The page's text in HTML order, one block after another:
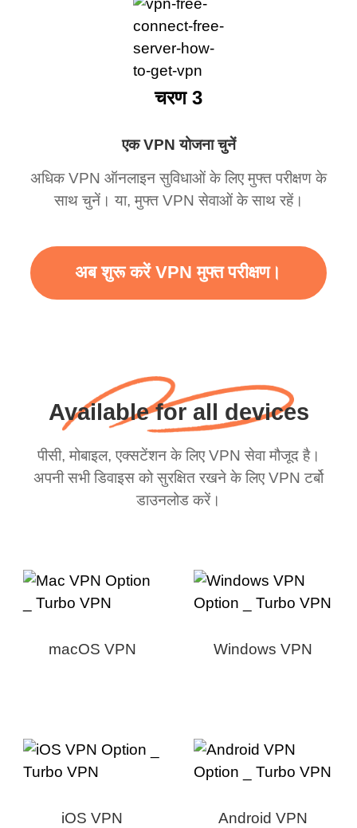
एक VPN योजना चुनें
अधिक VPN ऑनलाइन सुविधाओं के लिए मुफ्त परीक्षण के
साथ चुनें। या, मुफ्त VPN सेवाओं के साथ रहें।
चरण 3
अब शुरू करें VPN मुफ्त परीक्षण।
Available for all devices
पीसी, मोबाइल, एक्सटेंशन के लिए VPN सेवा मौजूद है।
अपनी सभी डिवाइस को सुरक्षित रखने के लिए VPN टर्बो
डाउनलोड करें।
macOS VPN Windows VPN
iOS VPN Android VPN